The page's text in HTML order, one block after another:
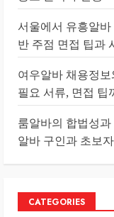
서울에서 유흥알
반 주점 면접 팁과
여우알바 채용정
필요 서류, 면접 팁
룸알바의 합법성
알바 구인과 초보
CATEGORIES